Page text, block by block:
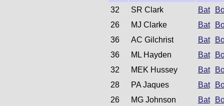
32
SR Clark Bat
26
MJ Clarke Bat
36
AC Gilchrist Bat
36
ML Hayden Bat
32
MEK Hussey Bat
28
PA Jaques Bat
26
MG Johnson Bat